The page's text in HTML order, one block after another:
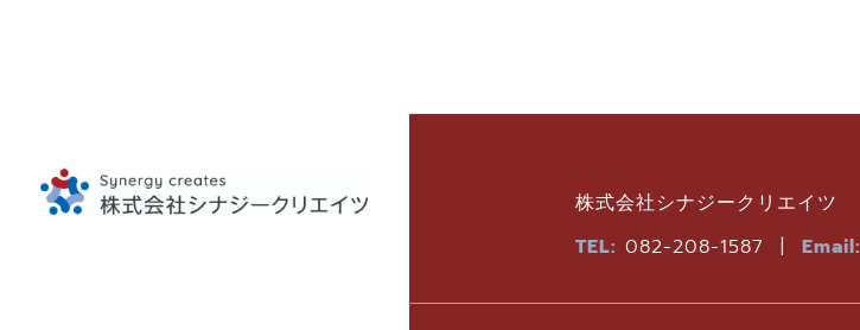
株式会社シナジークリエイツ
TEL: 082-208-1587 | Email: